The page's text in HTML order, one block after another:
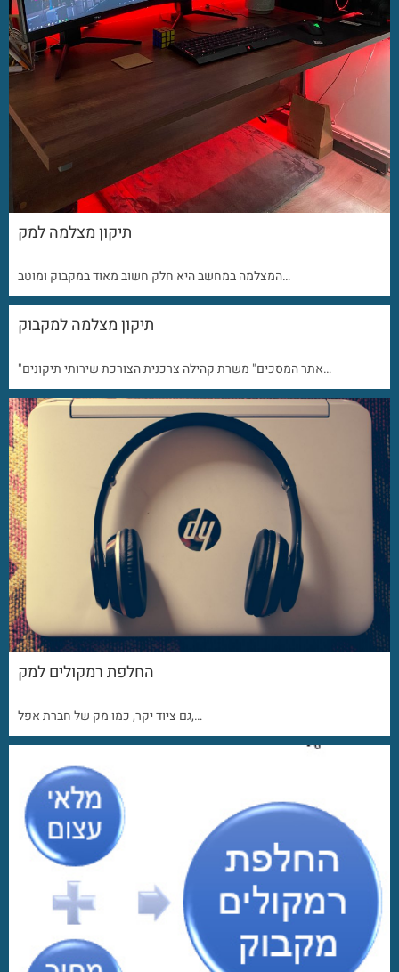
תיקון מצלמה למק
המצלמה במחשב היא חלק חשוב מאוד במקבוק ומוטב…
תיקון מצלמה למקבוק
"אתר המסכים" משרת קהילה צרכנית הצורכת שירותי תיקונים…
החלפת רמקולים למק
גם ציוד יקר, כמו מק של חברת אפל,…